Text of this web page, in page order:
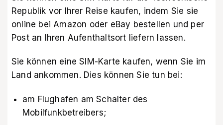
Republik vor Ihrer Reise kaufen, indem Sie sie
online bei Amazon oder eBay bestellen und per
Post an Ihren Aufenthaltsort liefern lassen.
Sie können eine SIM-Karte kaufen, wenn Sie im
Land ankommen. Dies können Sie tun bei:
am Flughafen am Schalter des
Mobilfunkbetreibers;